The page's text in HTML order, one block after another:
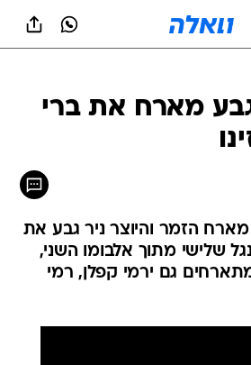
גבע מארח את ברי
הזמר והיוצר ניר גבע את
שלישי מתוך אלבומו השני,
גם ירמי קפלן, רמי